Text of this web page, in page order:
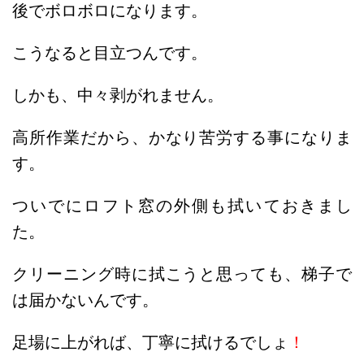
後でボロボロになります。
こうなると目立つんです。
しかも、中々剥がれません。
高所作業だから、かなり苦労する事になりま
す。
ついでにロフト窓の外側も拭いておきまし
た。
クリーニング時に拭こうと思っても、梯子で
は届かないんです。
足場に上がれば、丁寧に拭けるでしょ ！